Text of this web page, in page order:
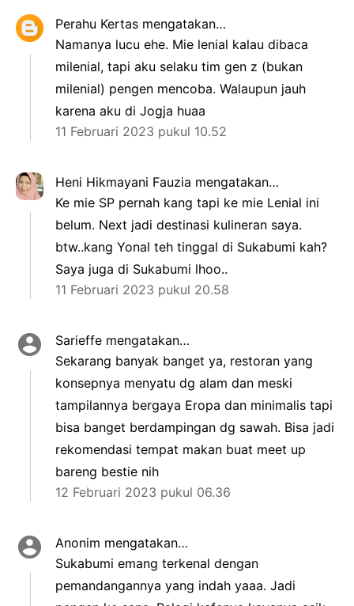
Perahu Kertas mengatakan…
Namanya lucu ehe. Mie lenial kalau dibaca
milenial, tapi aku selaku tim gen z (bukan
milenial) pengen mencoba. Walaupun jauh
karena aku di Jogja huaa
11 Februari 2023 pukul 10.52
Heni Hikmayani Fauzia mengatakan…
Ke mie SP pernah kang tapi ke mie Lenial ini
belum. Next jadi destinasi kulineran saya.
btw..kang Yonal teh tinggal di Sukabumi kah?
Saya juga di Sukabumi lhoo..
11 Februari 2023 pukul 20.58
Sarieffe mengatakan…
Sekarang banyak banget ya, restoran yang
konsepnya menyatu dg alam dan meski
tampilannya bergaya Eropa dan minimalis tapi
bisa banget berdampingan dg sawah. Bisa jadi
rekomendasi tempat makan buat meet up
bareng bestie nih
12 Februari 2023 pukul 06.36
Anonim mengatakan…
Sukabumi emang terkenal dengan
pemandangannya yang indah yaaa. Jadi